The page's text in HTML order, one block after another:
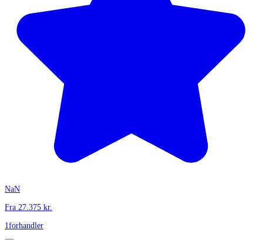
NaN
Fra 27.375 kr.
1forhandler